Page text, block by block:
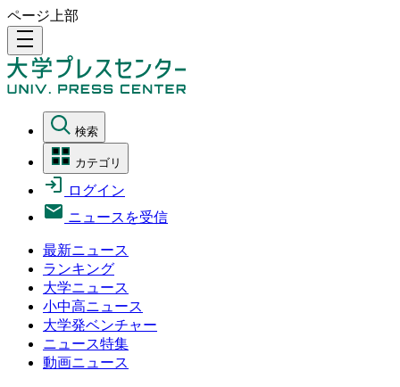
ページ上部
density_medium
検索
カテゴリ
ログイン
ニュースを受信
最新ニュース
ランキング
大学ニュース
小中高ニュース
大学発ベンチャー
ニュース特集
動画ニュース